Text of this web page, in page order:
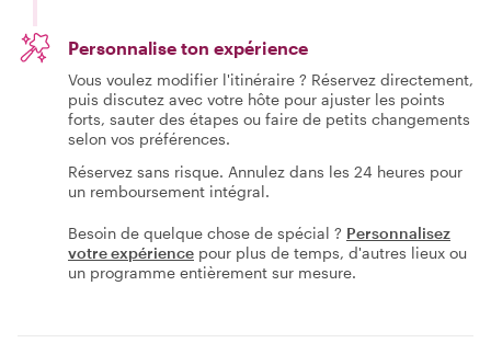
Personnalise ton expérience
Vous voulez modifier l'itinéraire ? Réservez directement,
puis discutez avec votre hôte pour ajuster les points
forts, sauter des étapes ou faire de petits changements
selon vos préférences.
Réservez sans risque. Annulez dans les 24 heures pour
un remboursement intégral.
Besoin de quelque chose de spécial ? Personnalisez
votre expérience pour plus de temps, d'autres lieux ou
un programme entièrement sur mesure.